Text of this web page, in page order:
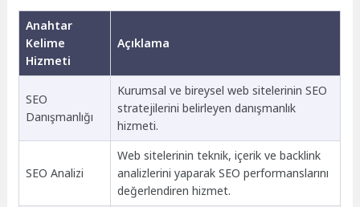
Anahtar
Kelime
Hizmeti
Açıklama
SEO
Danışmanlığı
Kurumsal ve bireysel web sitelerinin SEO
stratejilerini belirleyen danışmanlık
hizmeti.
SEO Analizi
Web sitelerinin teknik, içerik ve backlink
analizlerini yaparak SEO performanslarını
değerlendiren hizmet.